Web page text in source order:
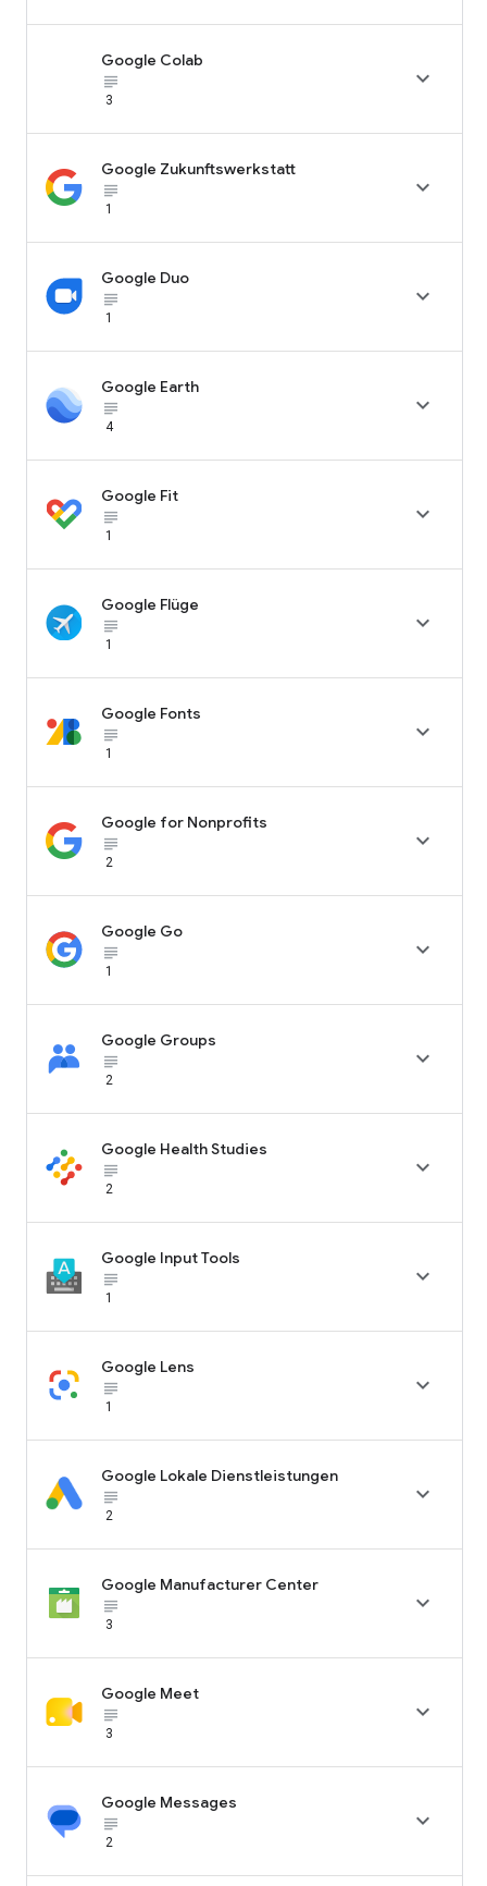
Google Colab
subject_black
3

Google Zukunftswerkstatt
subject_black
1

Google Duo
subject_black
1

Google Earth
subject_black
4

Google Fit
subject_black
1

Google Flüge
subject_black
1

Google Fonts
subject_black
1

Google for Nonprofits
subject_black
2

Google Go
subject_black
1

Google Groups
subject_black
2

Google Health Studies
subject_black
2

Google Input Tools
subject_black
1

Google Lens
subject_black
1

Google Lokale Dienstleistungen
subject_black
2

Google Manufacturer Center
subject_black
3

Google Meet
subject_black
3

Google Messages
subject_black
2
